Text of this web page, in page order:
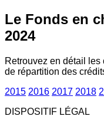
Le Fonds en
2024
Retrouvez en détail
de répartition des
2015 2016 2017 2018
DISPOSITIF LÉGAL